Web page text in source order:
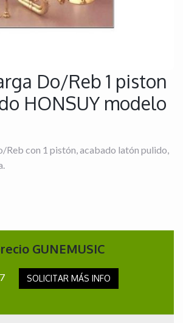
Do/Reb 1 piston
HONSUY modelo
Reb con 1 pistón, acabado latón pulido,
GUNEMUSIC
SOLICITAR MÁS INFO